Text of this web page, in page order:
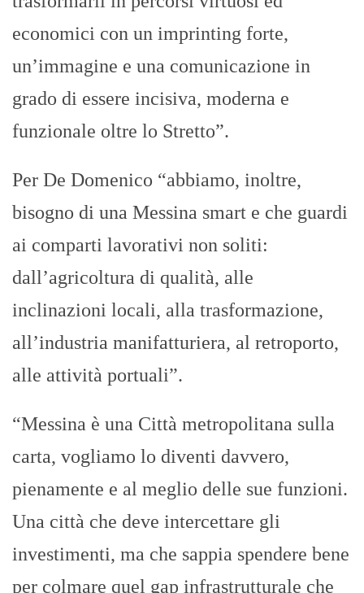
economici con un imprinting forte,
un’immagine e una comunicazione in
grado di essere incisiva, moderna e
funzionale oltre lo Stretto”.
Per De Domenico “abbiamo, inoltre,
bisogno di una Messina smart e che guardi
ai comparti lavorativi non soliti:
dall’agricoltura di qualità, alle
inclinazioni locali, alla trasformazione,
all’industria manifatturiera, al retroporto,
alle attività portuali”.
“Messina è una Città metropolitana sulla
carta, vogliamo lo diventi davvero,
pienamente e al meglio delle sue funzioni.
Una città che deve intercettare gli
investimenti, ma che sappia spendere bene
per colmare quel gap infrastrutturale che